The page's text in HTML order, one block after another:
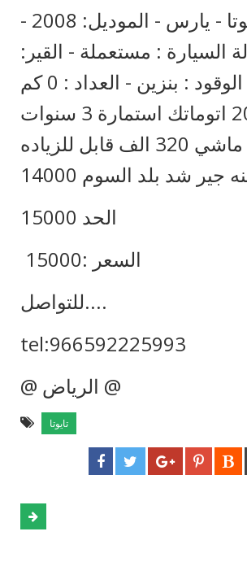
- الموديل: تويوتا - يارس - الموديل: 2008
السيارة : مستعملة - القير:
اوتوماتيك - الوقود : بنزين - العداد : 0 كم
- يارس 2008 اتوماتك استمارة 3 سنوات
فحص سنه ماشي 320 الف قابل للزياده
السعر :15000
للتواصل....
tel:966592225993
@ الرياض @
تايوتا